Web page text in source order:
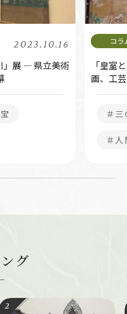
2023.10.16
」展 ― 県立美術
「皇室
画、工
＃
＃
グ